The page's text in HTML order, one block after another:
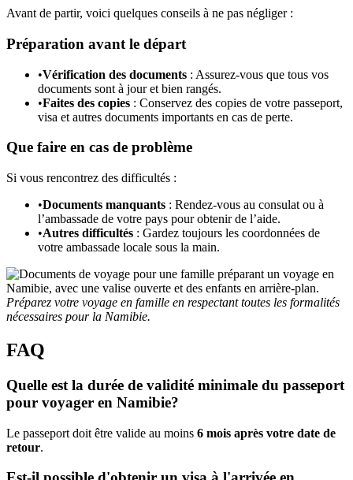
Avant de partir, voici quelques conseils à ne pas négliger :
Préparation avant le départ
•Vérification des documents : Assurez-vous que tous vos
documents sont à jour et bien rangés.
•Faites des copies : Conservez des copies de votre passeport,
visa et autres documents importants en cas de perte.
Que faire en cas de problème
Si vous rencontrez des difficultés :
•Documents manquants : Rendez-vous au consulat ou à
l’ambassade de votre pays pour obtenir de l’aide.
•Autres difficultés : Gardez toujours les coordonnées de
votre ambassade locale sous la main.
Préparez votre voyage en famille en respectant toutes les formalités
nécessaires pour la Namibie.
FAQ
Quelle est la durée de validité minimale du passeport
pour voyager en Namibie?
Le passeport doit être valide au moins 6 mois après votre date de
retour.